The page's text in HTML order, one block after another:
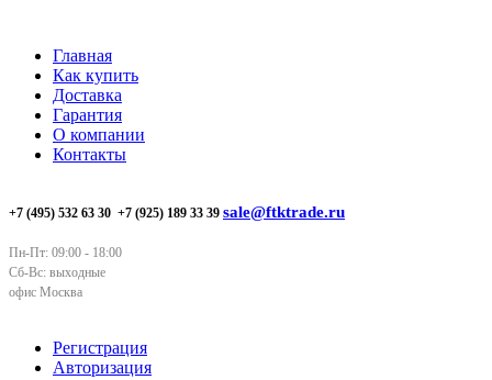
Главная
Как купить
Доставка
Гарантия
О компании
Контакты
+7 (495) 532 63 30 +7 (925) 189 33 39 sale@ftktrade.ru
Пн-Пт: 09:00 - 18:00
Сб-Вс: выходные
офис Москва
Регистрация
Авторизация